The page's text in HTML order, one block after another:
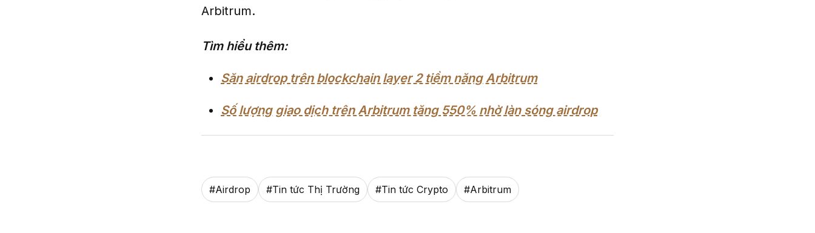
Arbitrum.
Tìm hiểu thêm:
Săn airdrop trên blockchain layer 2 tiềm năng Arbitrum
Số lượng giao dịch trên Arbitrum tăng 550% nhờ làn sóng airdrop
#Airdrop #Tin tức Thị Trường #Tin tức Crypto #Arbitrum